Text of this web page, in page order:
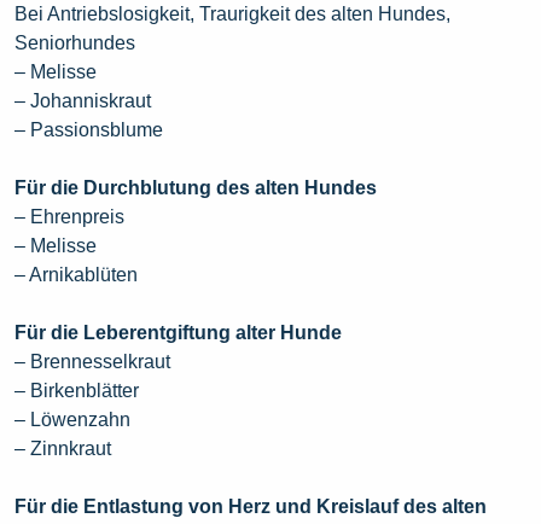
Bei Antriebslosigkeit, Traurigkeit des alten Hundes,
Seniorhundes
– Melisse
– Johanniskraut
– Passionsblume
Für die Durchblutung des alten Hundes
– Ehrenpreis
– Melisse
– Arnikablüten
Für die Leberentgiftung alter Hunde
– Brennesselkraut
– Birkenblätter
– Löwenzahn
– Zinnkraut
Für die Entlastung von Herz und Kreislauf des alten